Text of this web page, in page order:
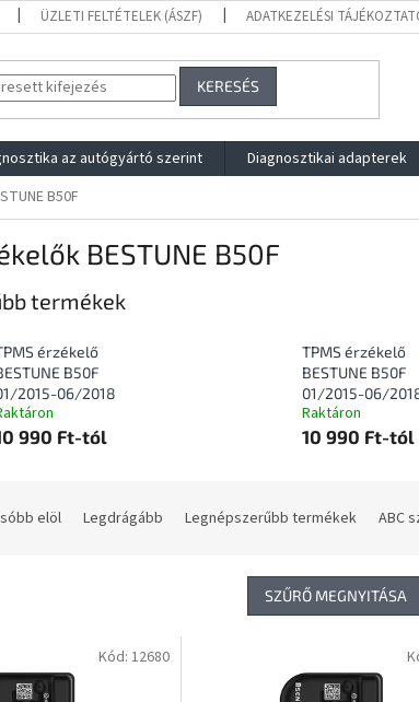
ÜZLETI FELTÉTELEK (ÁSZF) ADATKEZELÉSI
KERESÉS
az autógyártó szerint Diagnosztikai adapterek
B50F
BESTUNE B50F
termékek
érzékelő
B50F
2015-06/2018
990 Ft-tól
TPMS érzékelő
BESTUNE B50F
01/2015-06/
Raktáron
10 990 Ft-tól
elöl Legdrágább Legnépszerűbb termékek ABC
SZŰRŐ MEGNYITÁSA
Kód: 12680